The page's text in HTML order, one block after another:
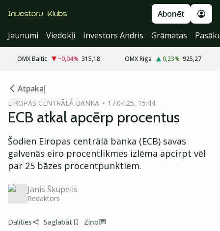
Abonēt
Jaunumi
Viedokļi Investors Andris Grāmatas
OMX Baltic −0,04% 315,18 OMX Riga 0,23% 925,27
Atpakaļ
EIROPAS CENTRĀLĀ BANKA 17.04.25, 15:44
ECB atkal apcērp procentus
Šodien Eiropas centrālā banka (ECB) savas
galvenās eiro procentlikmes izlēma apcirpt vēl
par 25 bāzes procentpunktiem.
Jānis Šķupelis
Redaktors
Dalīties Saglabāt Ziņo